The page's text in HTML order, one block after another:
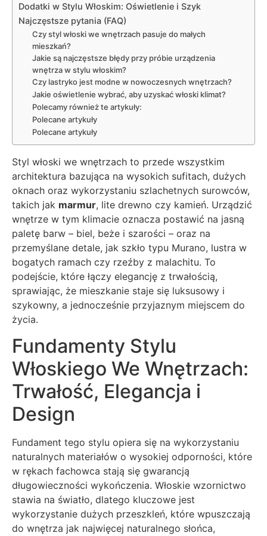
Dodatki w Stylu Włoskim: Oświetlenie i Szyk
Najczęstsze pytania (FAQ)
Czy styl włoski we wnętrzach pasuje do małych
mieszkań?
Jakie są najczęstsze błędy przy próbie urządzenia
wnętrza w stylu włoskim?
Czy lastryko jest modne w nowoczesnych wnętrzach?
Jakie oświetlenie wybrać, aby uzyskać włoski klimat?
Polecamy również te artykuły:
Polecane artykuły
Polecane artykuły
Styl włoski we wnętrzach to przede wszystkim
architektura bazująca na wysokich sufitach, dużych
oknach oraz wykorzystaniu szlachetnych surowców,
takich jak marmur, lite drewno czy kamień. Urządzić
wnętrze w tym klimacie oznacza postawić na jasną
paletę barw – biel, beże i szarości – oraz na
przemyślane detale, jak szkło typu Murano, lustra w
bogatych ramach czy rzeźby z malachitu. To
podejście, które łączy elegancję z trwałością,
sprawiając, że mieszkanie staje się luksusowy i
szykowny, a jednocześnie przyjaznym miejscem do
życia.
Fundamenty Stylu
Włoskiego We Wnętrzach:
Trwałość, Elegancja i
Design
Fundament tego stylu opiera się na wykorzystaniu
naturalnych materiałów o wysokiej odporności, które
w rękach fachowca stają się gwarancją
długowieczności wykończenia. Włoskie wzornictwo
stawia na światło, dlatego kluczowe jest
wykorzystanie dużych przeszkleń, które wpuszczają
do wnętrza jak najwięcej naturalnego słońca,